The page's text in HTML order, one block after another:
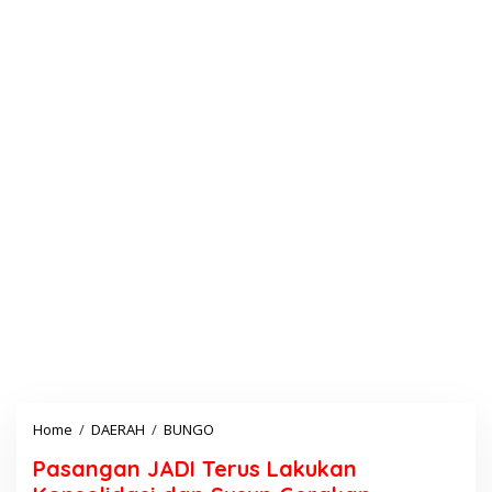
Home / DAERAH / BUNGO
s
Pasangan JADI Terus Lakukan